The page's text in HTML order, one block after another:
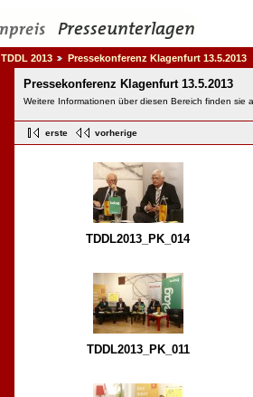
TDDL 2013 Pressekonferenz Klagenfurt 13.5.2013
Pressekonferenz Klagenfurt 13.5.2013
Weitere Informationen über diesen Bereich finden sie
erste vorherige
TDDL2013_PK_014
TDDL2013_PK_011